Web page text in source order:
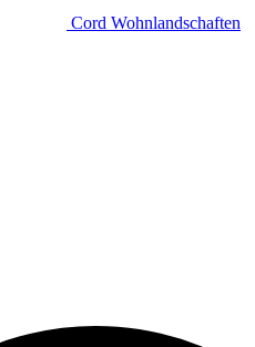
Cord Wohnlandschaften